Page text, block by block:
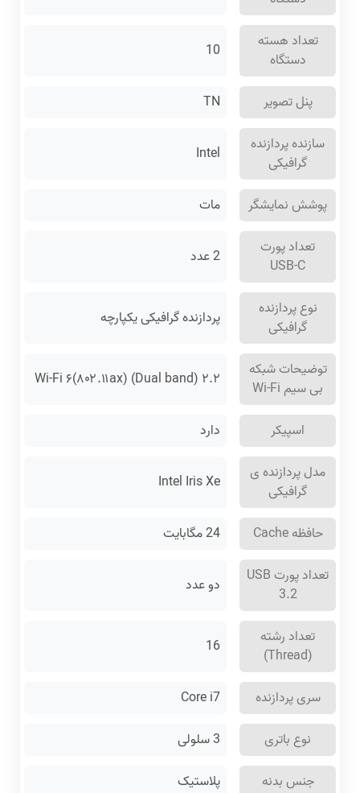
تعداد هسته
دستگاه
10
پنل تصویر
TN
سازنده پردازنده
گرافیکی
Intel
پوشش نمایشگر
مات
تعداد پورت
USB-C
2 عدد
نوع پردازنده
گرافیکی
پردازنده گرافیکی یکپارچه
توضیحات شبکه
بی سیم Wi-Fi
Wi-Fi ۶(۸۰۲.۱۱ax) (Dual band) ۲.۲
اسپیکر
دارد
مدل پردازنده ی
گرافیکی
Intel Iris Xe
حافظه Cache
24 مگابایت
تعداد پورت USB
3.2
دو عدد
تعداد رشته
(Thread)
16
سری پردازنده
Core i7
نوع باتری
3 سلولی
جنس بدنه
پلاستیک